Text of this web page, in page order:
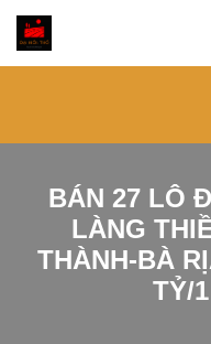
BÁN 27 LÔ
LÀNG
THÀNH-BÀ
TỶ/